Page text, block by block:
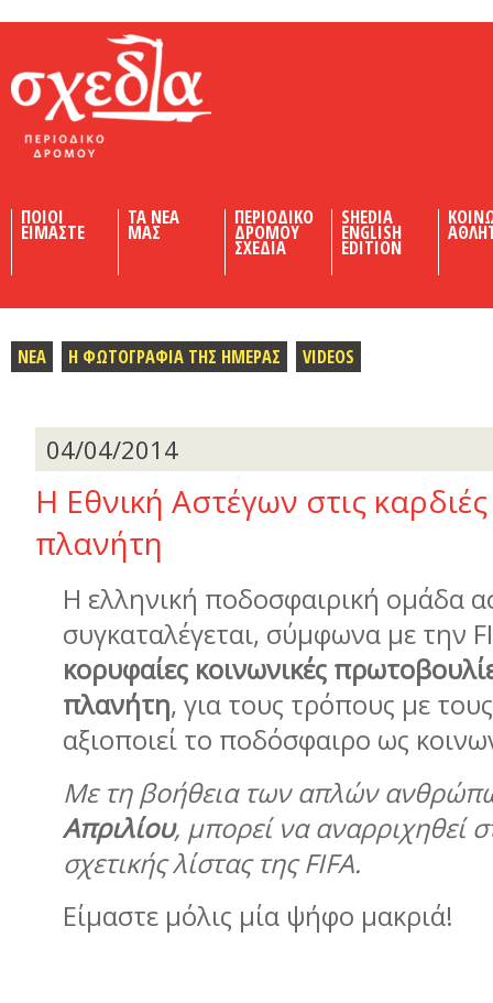
ΠΟΙΟΙ
ΕΙΜΑΣΤΕ
ΤΑ ΝΕΑ
ΜΑΣ
ΠΕΡΙΟΔΙΚΟ
ΔΡΟΜΟΥ
ΣΧΕΔΙΑ
SHEDIA
ENGLISH
EDITION
ΝΕΑ Η ΦΩΤΟΓΡΑΦΙΑ ΤΗΣ ΗΜΕΡΑΣ VIDEOS
04/04/2014
Η Εθνική Αστέγων στις
πλανήτη
Η ελληνική ποδοσφαιρική ομάδα
συγκαταλέγεται, σύμφωνα με την
κορυφαίες κοινωνικές
πλανήτη, για τους τρόπους με
αξιοποιεί το ποδόσφαιρο ως
Με τη βοήθεια των απλών
Απριλίου, μπορεί να αναρριχηθεί
σχετικής λίστας τηςFIFA.
Είμαστε μόλις μία ψήφο μακριά!